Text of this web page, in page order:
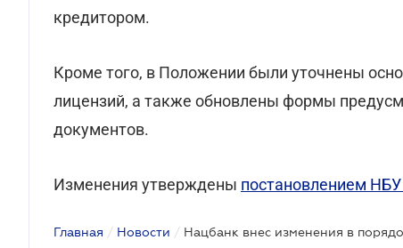
кредитором.
Кроме того, в Положении были уточнены
лицензий, а также обновлены формы
документов.
Изменения утверждены постановлением
Главная / Новости /